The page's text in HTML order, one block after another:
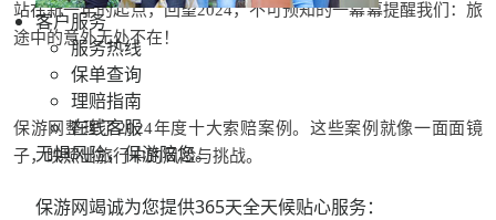
客户服务
服务热线
保单查询
理赔指南
在线客服
无惧风险，保游陪您。
保游网竭诚为您提供365天全天候贴心服务：
站在新一年的起点，回望2024，不可预知的一幕幕提醒我们：旅
途中的意外无处不在！
保游网整理了2024年度十大索赔案例。这些案例就像一面面镜
子，映照出旅行中的风险与挑战。